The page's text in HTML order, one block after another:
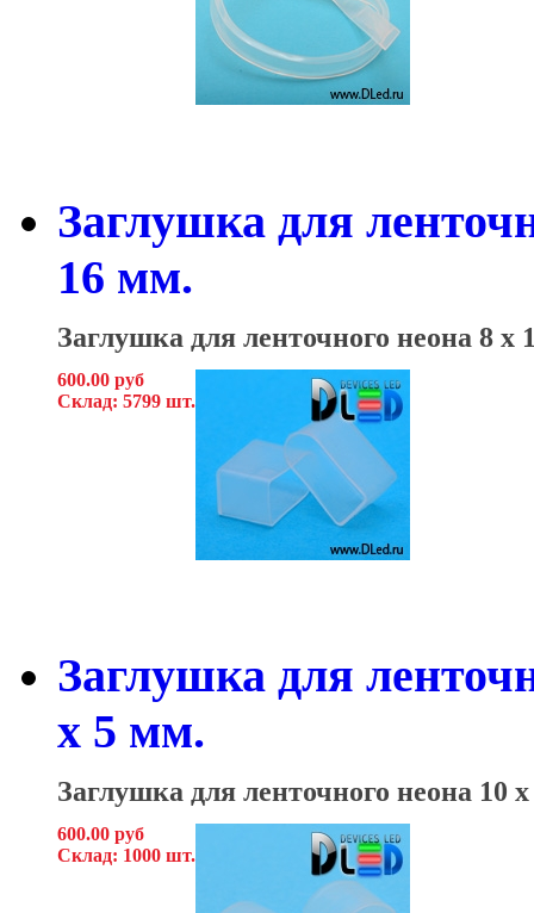
Заглушка для
16 мм.
Заглушка для ленточного неона 8 x
600.00 руб
Склад: 5799 шт.
Заглушка для
x 5 мм.
Заглушка для ленточного неона 10
600.00 руб
Склад: 1000 шт.